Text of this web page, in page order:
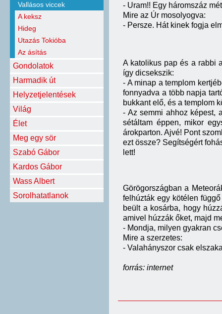
Vallásos viccek
A keksz
Hideg
Utazás Tokióba
Az ásítás
Gondolatok
Harmadik út
Helyzetjelentések
Világ
Élet
Meg egy sör
Szabó Gábor
Kardos Gábor
Wass Albert
Sorolhatatlanok
- Uram!! Egy háromszáz
Mire az Úr mosolyogva:
- Persze. Hát kinek fogja
A katolikus pap és a rabbi
így dicsekszik:
- A minap a templom
fonnyadva a több napja
bukkant elő, és a templom
- Az semmi ahhoz képest,
sétáltam éppen, mikor
árokparton. Ajvé! Pont
ezt össze? Segítségért
lett!
Görögországban a
felhúzták egy kötélen
beült a kosárba, hogy
amivel húzzák őket, majd
- Mondja, milyen gyakran
Mire a szerzetes:
- Valahányszor csak
forrás: internet